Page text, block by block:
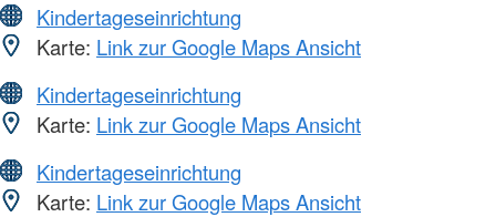
Kindertageseinrichtung
Karte: Link zur Google Maps Ansicht
Kindertageseinrichtung
Karte: Link zur Google Maps Ansicht
Kindertageseinrichtung
Karte: Link zur Google Maps Ansicht